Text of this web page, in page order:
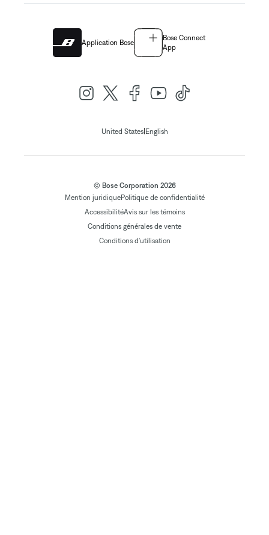
Application Bose
Bose Connect
App
United States| English
© Bose Corporation 2026
Mention juridiquePolitique de confidentialité
AccessibilitéAvis sur les témoins
Conditions générales de vente
Conditions d'utilisation